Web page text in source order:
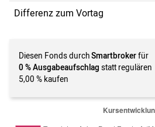
Differenz zum Vortag
Diesen Fonds durchSmartbrokerfür
0 % Ausgabeaufschlag statt regulären
5,00 % kaufen